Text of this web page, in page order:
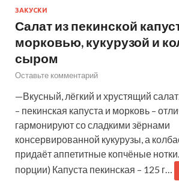
ЗАКУСКИ
Салат из пекинской
морковью, кукурузой и
сыром
Оставьте комментарий
—Вкусный, лёгкий и хрустящий
– пекинская капуста и морковь –
гармонируют со сладкими зёрнами
консервированной кукурузы, а
придаёт аппетитные копчёные
порции) Капуста пекинская – 125 г…